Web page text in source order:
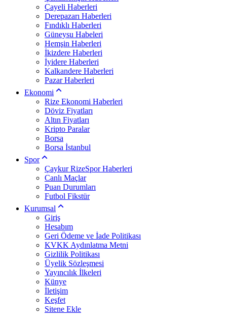
Çayeli Haberleri
Derepazarı Haberleri
Fındıklı Haberleri
Güneysu Habeleri
Hemşin Haberleri
İkizdere Haberleri
İyidere Haberleri
Kalkandere Haberleri
Pazar Haberleri
Ekonomi
Rize Ekonomi Haberleri
Döviz Fiyatları
Altın Fiyatları
Kripto Paralar
Borsa
Borsa İstanbul
Spor
Çaykur RizeSpor Haberleri
Canlı Maçlar
Puan Durumları
Futbol Fikstür
Kurumsal
Giriş
Hesabım
Geri Ödeme ve İade Politikası
KVKK Aydınlatma Metni
Gizlilik Politikası
Üyelik Sözleşmesi
Yayıncılık İlkeleri
Künye
İletişim
Keşfet
Sitene Ekle